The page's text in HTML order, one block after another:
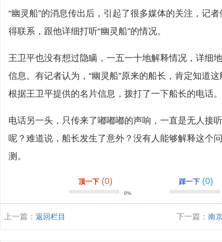
“幽灵船”的消息传出后，引起了很多媒体的关注，记
得联系，跟他详细打听“幽灵船”的情况。
王卫平也没有想过隐瞒，一五一十地解释情况，详细
信息。有记者认为，“幽灵船”原来的船长，肯定知道
根据王卫平提供的名片信息，拨打了一下船长的电话。
电话另一头，只传来了嘟嘟嘟的声响，一直是无人接
呢？难道说，船长发生了意外？没有人能够解释这个
测。
顶一下 (0)
0%
踩一下 (0)
上一篇： 返回栏目 下一篇：南